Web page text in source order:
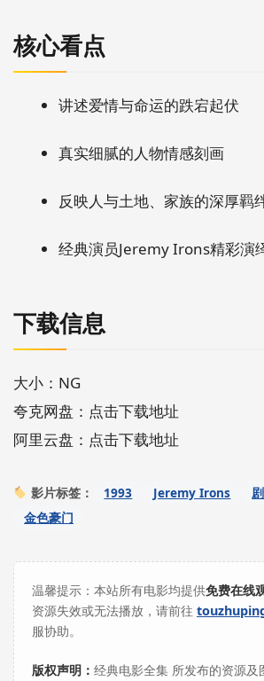
核心看点
讲述爱情与命运的跌宕起伏
真实细腻的人物情感刻画
反映人与土地、家族的深厚羁
经典演员Jeremy Irons精彩演
下载信息
大小：NG
夸克网盘：点击下载地址
阿里云盘：点击下载地址
影片标签： 1993 Jeremy Irons
金色豪门
温馨提示：本站所有电影均提供免费在线
资源失效或无法播放，请前往
服协助。
版权声明： 经典电影全集 所发布的资源及